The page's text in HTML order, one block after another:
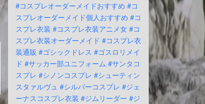
#コスプレオーダーメイドおすすめ #コ
スプレオーダーメイド個人おすすめ #コ
スプレ衣装 #コスプレ衣装アニメ女 #コ
スプレ衣装オーダーメイド #コスプレ衣
装通販 #ゴシックドレス #ゴスロリメイ
ド #サッカー部ユニフォーム #サンタコ
スプレ #シノンコスプレ #シューティン
スタァルヴュ #シルバーコスプレ #ジェ
ーナスコスプレ衣装 #ジムリーダー #ジ